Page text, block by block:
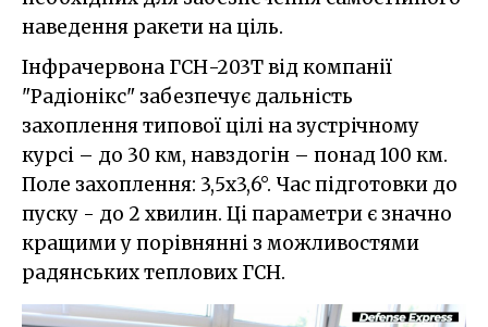
наведення ракети на ціль.
Інфрачервона ГСН-203Т від компанії
"Радіонікс" забезпечує дальність
захоплення типової цілі на зустрічному
курсі – до 30 км, навздогін – понад 100 км.
Поле захоплення: 3,5x3,6°. Час підготовки до
пуску - до 2 хвилин. Ці параметри є значно
кращими у порівнянні з можливостями
радянських теплових ГСН.